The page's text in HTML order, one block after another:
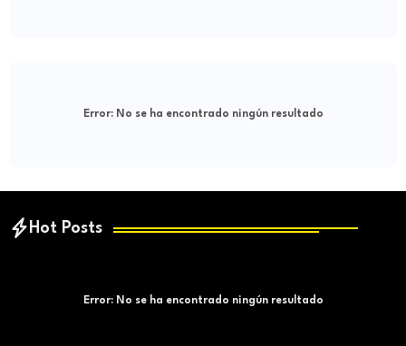
Error:No se ha encontrado ningún resultado
Hot Posts
Error:No se ha encontrado ningún resultado